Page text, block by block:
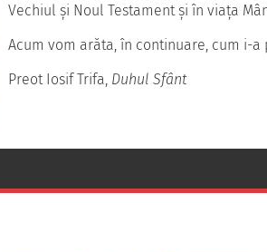
Vechiul şi Noul Testament şi în viaţa
Acum vom arăta, în continuare, cum i-
Preot Iosif Trifa, Duhul Sfânt